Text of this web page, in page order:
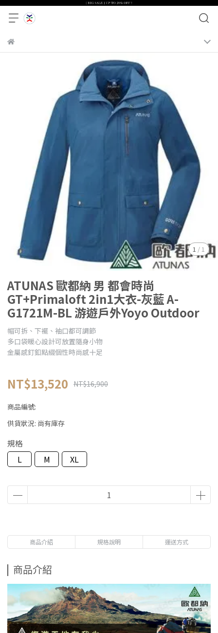
1 /1
ATUNAS 歐都納 男 都會時尚
GT+Primaloft 2in1大衣-灰藍 A-
G1721M-BL 游遊戶外Yoyo Outdoor
帽可拆、下襬、袖口都可調節
多口袋暖心設計可放置隨身小物
金屬感釘釦點綴個性時尚感十足
NT$13,520 NT$16,900
商品編號:
供貨狀況: 尚有庫存
規格
L
M XL
商品介紹 規格說明 運送方式
商品介紹